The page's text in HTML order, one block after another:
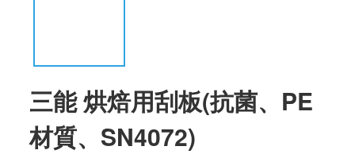
三能 烘焙用刮板(抗菌、PE
材質、SN4072)